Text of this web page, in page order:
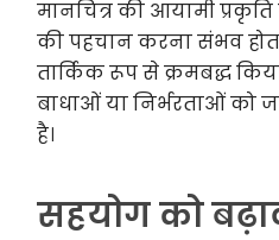
मानचित्र की आयामी
की पहचान करना संभव
तार्किक रूप से क्रमबद्ध
बाधाओं या निर्भरताओं को
है।
सहयोग को